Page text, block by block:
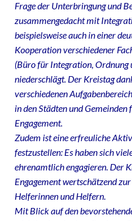
Frage der Unterbringung und
zusammengedacht mit
beispielsweise auch in einer
Kooperation verschiedener
(Büro für Integration, Ordnung
niederschlägt. Der Kreistag
verschiedenen
in den Städten und Gemeinden
Engagement.
Zudem ist eine erfreuliche
festzustellen: Es haben sich
ehrenamtlich engagieren. Der
Engagement wertschätzend
Helferinnen und Helfern.
Mit Blick auf den